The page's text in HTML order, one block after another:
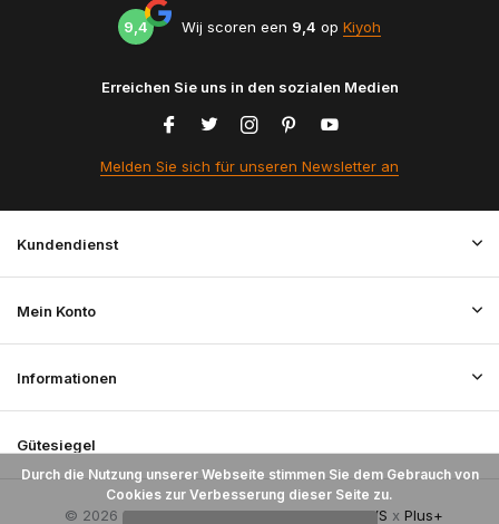
9,4 Wij scoren een 9,4 op Kiyoh
Erreichen Sie uns in den sozialen Medien
Melden Sie sich für unseren Newsletter an
Kundendienst
Mein Konto
Informationen
Gütesiegel
© 2026 StoffenBestellen.nl - Theme ByDMWS x Plus+
Durch die Nutzung unserer Webseite stimmen Sie dem Gebrauch von
Cookies zur Verbesserung dieser Seite zu.